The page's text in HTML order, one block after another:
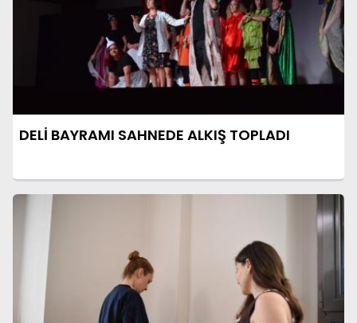
DELİ BAYRAMI SAHNEDE ALKIŞ TOPLADI